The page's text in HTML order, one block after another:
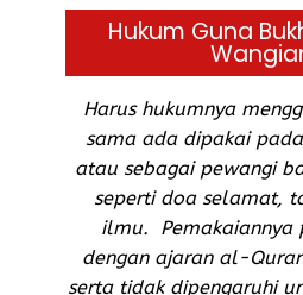
Hukum Guna
Harus hukumnya
sama ada dipakai
atau sebagai pewangi
seperti doa selamat,
ilmu. Pemakaiannya
dengan ajaran al-
serta tidak dipengaruhi